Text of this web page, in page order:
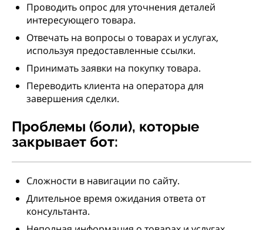
Проводить опрос для уточнения деталей
интересующего товара.
Отвечать на вопросы о товарах и услугах,
используя предоставленные ссылки.
Принимать заявки на покупку товара.
Переводить клиента на оператора для
завершения сделки.
Проблемы (боли), которые
закрывает бот:
Сложности в навигации по сайту.
Длительное время ожидания ответа от
консультанта.